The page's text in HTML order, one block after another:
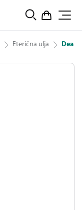
Eterična ulja Dea